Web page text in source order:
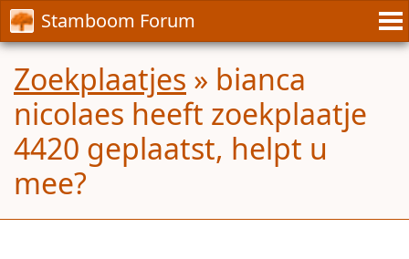
Stamboom Forum
Zoekplaatjes » bianca
nicolaes heeft zoekplaatje
4420 geplaatst, helpt u
mee?